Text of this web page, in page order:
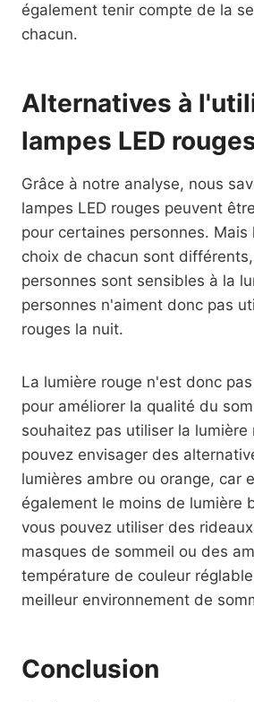
également tenir compte de la
chacun.
Alternatives à
lampes LED
Grâce à notre analyse, nous
lampes LED rouges peuvent
pour certaines personnes. Mais
choix de chacun sont
personnes sont sensibles à la
personnes n'aiment donc pas
rouges la nuit.
La lumière rouge n'est donc
pour améliorer la qualité du
souhaitez pas utiliser la lumière
pouvez envisager des
lumières ambre ou orange, car
également le moins de lumière
vous pouvez utiliser des
masques de sommeil ou des
température de couleur
meilleur environnement de
Conclusion